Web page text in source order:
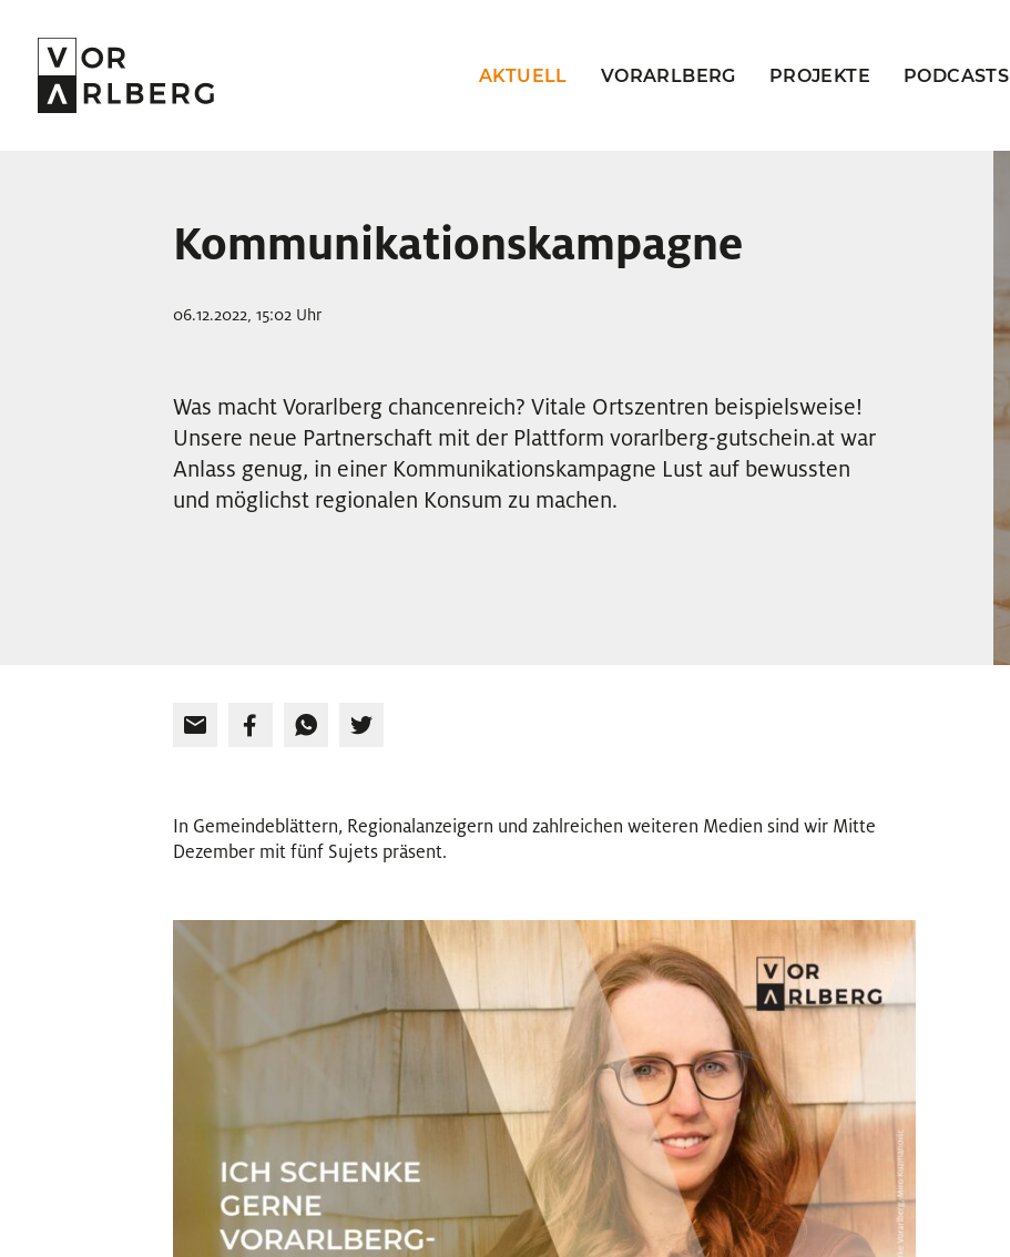
AKTUELL VORARLBERG PROJEKTE PODCASTS
Kommunikationskampagne
06.12.2022, 15:02 Uhr
Was macht Vorarlberg chancenreich? Vitale Ortszentren beispielsweise!
Unsere neue Partnerschaft mit der Plattform vorarlberg-gutschein.at war
Anlass genug, in einer Kommunikationskampagne Lust auf bewussten
und möglichst regionalen Konsum zu machen.
In Gemeindeblättern, Regionalanzeigern und zahlreichen weiteren Medien sind wir Mitte
Dezember mit fünf Sujets präsent.